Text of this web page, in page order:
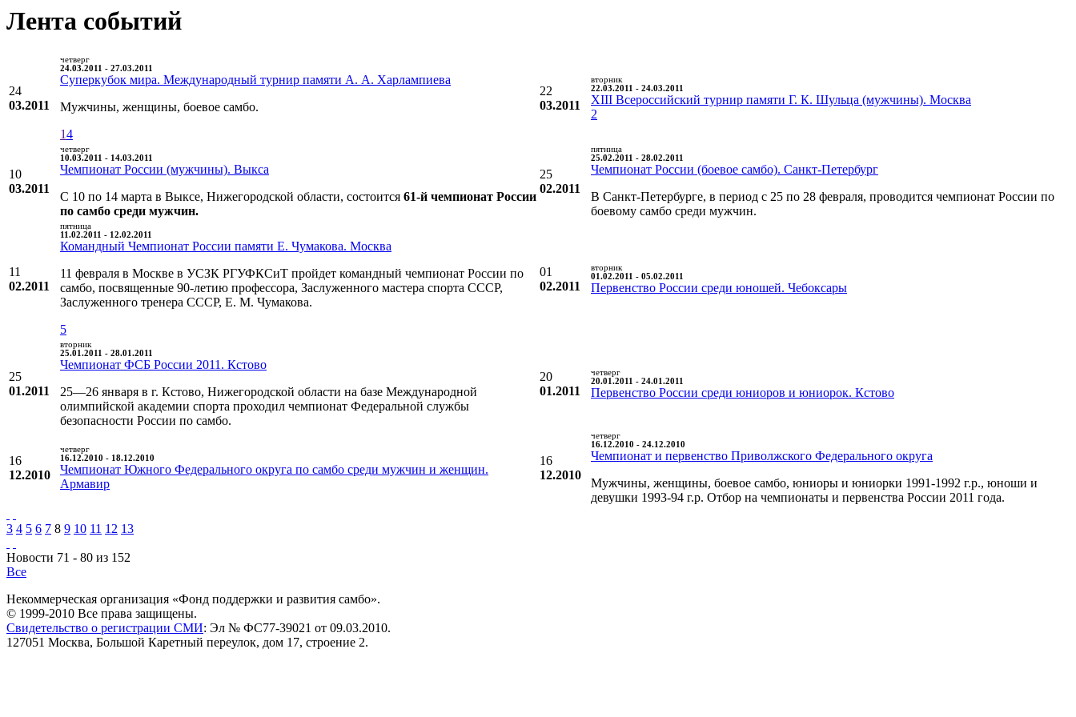
Лента событий
24
03.2011
четверг
24.03.2011 - 27.03.2011
Суперкубок мира. Международный турнир памяти А. А. Харлампиева
Мужчины, женщины, боевое самбо.
14
22
03.2011
вторник
22.03.2011 - 24.03.2011
XIII Всероссийский турнир памяти Г. К. Шульца (мужчины). Москва
2
10
03.2011
четверг
10.03.2011 - 14.03.2011
Чемпионат России (мужчины). Выкса
С 10 по 14 марта в Выксе, Нижегородской области, состоится 61-й чемпионат России
по самбо среди мужчин.
25
02.2011
пятница
25.02.2011 - 28.02.2011
Чемпионат России (боевое самбо). Санкт-Петербург
В Санкт-Петербурге, в период с 25 по 28 февраля, проводится чемпионат России по
боевому самбо среди мужчин.
11
02.2011
пятница
11.02.2011 - 12.02.2011
Командный Чемпионат России памяти Е. Чумакова. Москва
11 февраля в Москве в УСЗК РГУФКСиТ пройдет командный чемпионат России по
самбо, посвященные 90-летию профессора, Заслуженного мастера спорта СССР,
Заслуженного тренера СССР, Е. М. Чумакова.
5
01
02.2011
вторник
01.02.2011 - 05.02.2011
Первенство России среди юношей. Чебоксары
25
01.2011
вторник
25.01.2011 - 28.01.2011
Чемпионат ФСБ России 2011. Кстово
25—26 января в г. Кстово, Нижегородской области на базе Международной
олимпийской академии спорта проходил чемпионат Федеральной службы
безопасности России по самбо.
20
01.2011
четверг
20.01.2011 - 24.01.2011
Первенство России среди юниоров и юниорок. Кстово
16
12.2010
четверг
16.12.2010 - 18.12.2010
Чемпионат Южного Федерального округа по самбо среди мужчин и женщин.
Армавир
16
12.2010
четверг
16.12.2010 - 24.12.2010
Чемпионат и первенство Приволжского Федерального округа
Мужчины, женщины, боевое самбо, юниоры и юниорки 1991-1992 г.р., юноши и
девушки 1993-94 г.р. Отбор на чемпионаты и первенства России 2011 года.
3 4 5 6 7 8 9 10 11 12 13
Новости 71 - 80 из 152
Все
Некоммерческая организация «Фонд поддержки и развития самбо».
© 1999-2010 Все права защищены.
Свидетельство о регистрации СМИ: Эл № ФС77-39021 от 09.03.2010.
127051 Москва, Большой Каретный переулок, дом 17, строение 2.